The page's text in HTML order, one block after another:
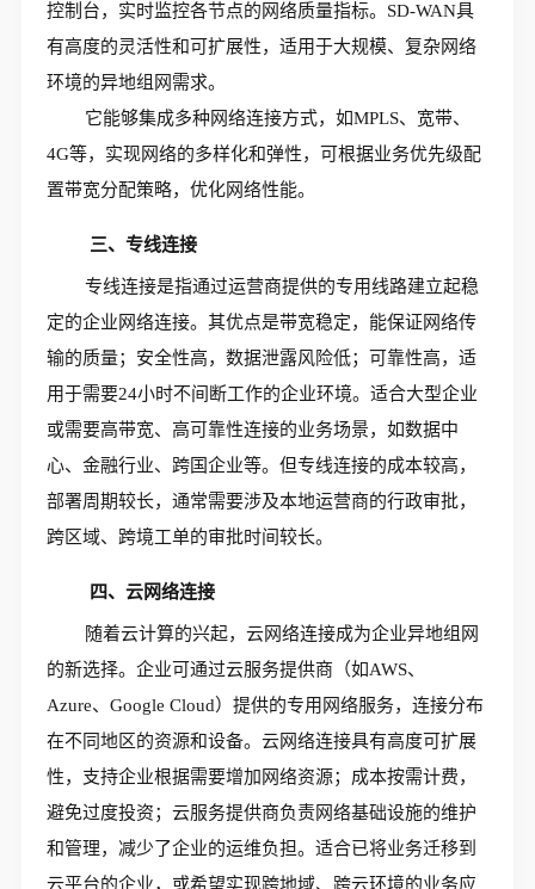
控制台，实时监控各节点的网络质量指标。SD-WAN具
有高度的灵活性和可扩展性，适用于大规模、复杂网络
环境的异地组网需求。
它能够集成多种网络连接方式，如MPLS、宽带、
4G等，实现网络的多样化和弹性，可根据业务优先级配
置带宽分配策略，优化网络性能。
三、专线连接
专线连接是指通过运营商提供的专用线路建立起稳
定的企业网络连接。其优点是带宽稳定，能保证网络传
输的质量；安全性高，数据泄露风险低；可靠性高，适
用于需要24小时不间断工作的企业环境。适合大型企业
或需要高带宽、高可靠性连接的业务场景，如数据中
心、金融行业、跨国企业等。但专线连接的成本较高，
部署周期较长，通常需要涉及本地运营商的行政审批，
跨区域、跨境工单的审批时间较长。
四、云网络连接
随着云计算的兴起，云网络连接成为企业异地组网
的新选择。企业可通过云服务提供商（如AWS、
Azure、Google Cloud）提供的专用网络服务，连接分布
在不同地区的资源和设备。云网络连接具有高度可扩展
性，支持企业根据需要增加网络资源；成本按需计费，
避免过度投资；云服务提供商负责网络基础设施的维护
和管理，减少了企业的运维负担。适合已将业务迁移到
云平台的企业，或希望实现跨地域、跨云环境的业务应